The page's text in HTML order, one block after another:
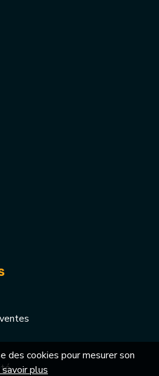
des cookies pour mesurer son
savoir plus